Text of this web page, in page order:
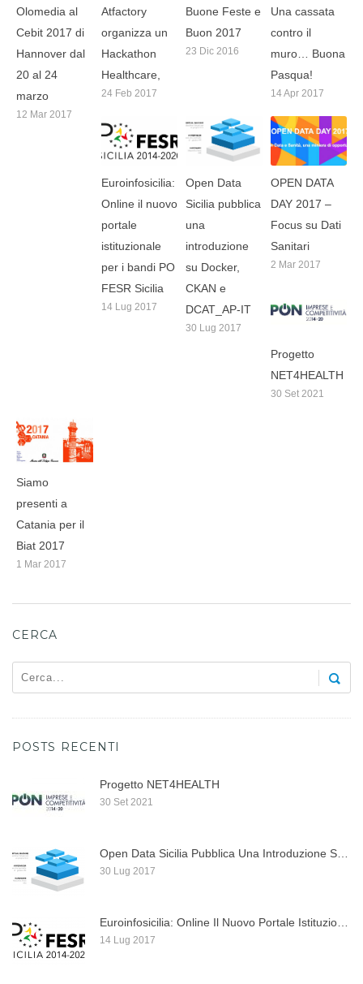
Olomedia al
Cebit 2017 di
Hannover dal
20 al 24
marzo
12 Mar 2017
Atfactory
organizza un
Hackathon
Healthcare,
24 Feb 2017
Buone Feste e
Buon 2017
23 Dic 2016
Una cassata
contro il
muro… Buona
Pasqua!
14 Apr 2017
Euroinfosicilia:
Online il nuovo
portale
istituzionale
per i bandi PO
FESR Sicilia
14 Lug 2017
Open Data
Sicilia pubblica
una
introduzione
su Docker,
CKAN e
DCAT_AP-IT
30 Lug 2017
OPEN DATA
DAY 2017 –
Focus su Dati
Sanitari
2 Mar 2017
Progetto
NET4HEALTH
30 Set 2021
Siamo
presenti a
Catania per il
Biat 2017
1 Mar 2017
CERCA
POSTS RECENTI
Progetto NET4HEALTH
30 Set 2021
Open Data Sicilia Pubblica Una Introduzione Su Docker, ...
30 Lug 2017
Euroinfosicilia: Online Il Nuovo Portale Istituzionale Per I ...
14 Lug 2017